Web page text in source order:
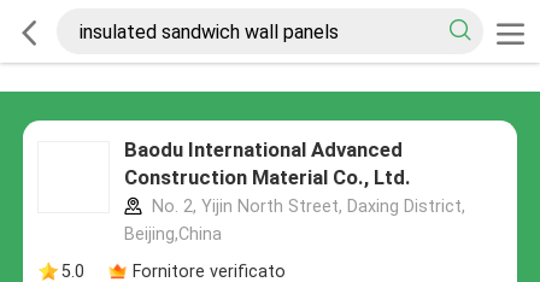
Baodu International Advanced
Construction Material Co., Ltd.
No. 2, Yijin North Street, Daxing District,
Beijing,China
5.0
Fornitore verificato